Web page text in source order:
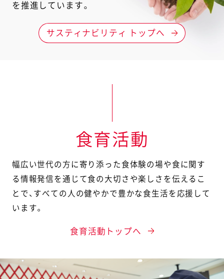
を推進しています。
サスティナビリティ トップへ
食育活動
幅広い世代の方に寄り添った食体験の場や食に関す
る情報発信を通じて食の大切さや楽しさを伝えるこ
とで、 すべての人の健やかで豊かな食生活を応援して
います。
食育活動トップへ